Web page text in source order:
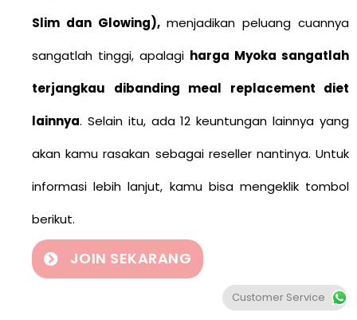
Slim dan Glowing),menjadikan peluang cuannya
sangatlah tinggi, apalagi harga Myoka sangatlah
terjangkau dibanding meal replacement diet
lainnya. Selain itu, ada 12 keuntungan lainnya yang
akan kamu rasakan sebagai reseller nantinya. Untuk
informasi lebih lanjut, kamu bisa mengeklik tombol
berikut.
JOIN SEKARANG
Customer Service